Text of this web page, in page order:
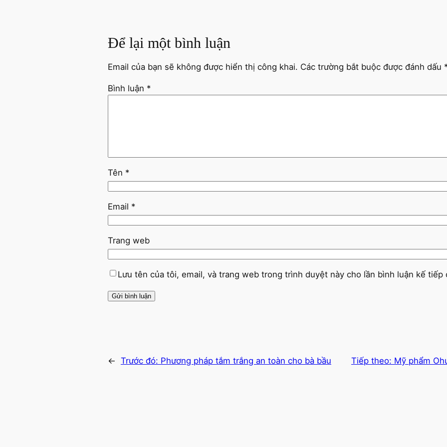
Để lại một bình luận
Email của bạn sẽ không được hiển thị công khai. Các trường bắt buộc được đánh dấu
Bình luận *
Tên *
Email *
Trang web
Lưu tên của tôi, email, và trang web trong trình duyệt này cho lần bình luận kế tiếp
← Trước đó: Phương pháp tắm trắng an toàn cho bà bầu Tiếp theo: Mỹ phẩm